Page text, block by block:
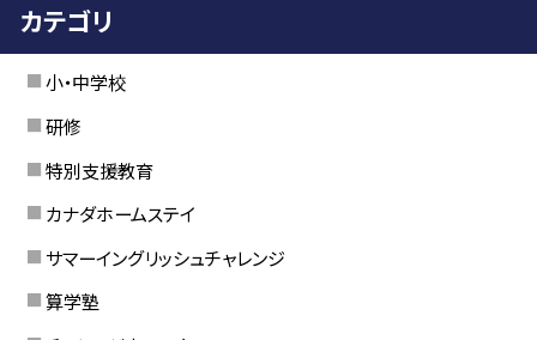
カテゴリ
小・中学校
研修
特別支援教育
カナダホームステイ
サマーイングリッシュチャレンジ
算学塾